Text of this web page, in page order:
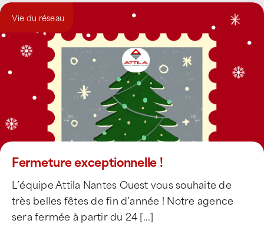
Vie du réseau
Fermeture exceptionnelle !
L’équipe Attila Nantes Ouest vous souhaite de
très belles fêtes de fin d’année ! Notre agence
sera fermée à partir du 24 [...]